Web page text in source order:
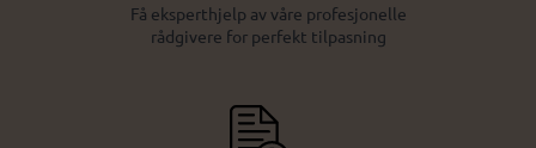
Få eksperthjelp av våre profesjonelle
rådgivere for perfekt tilpasning